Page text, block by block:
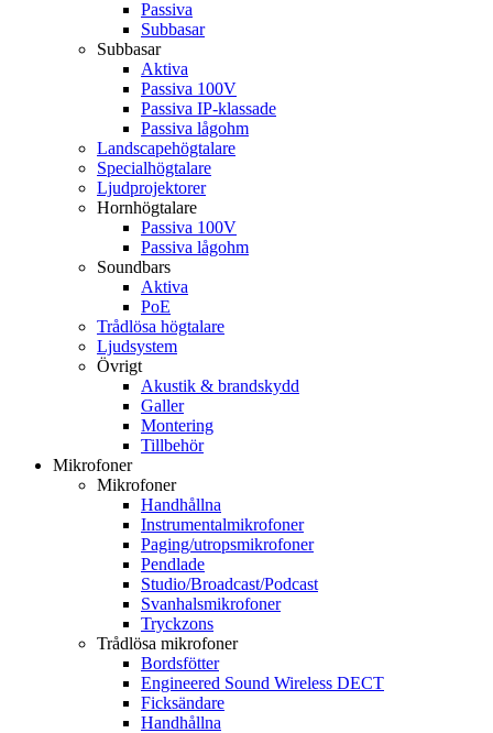
Passiva
Subbasar
Subbasar
Aktiva
Passiva 100V
Passiva IP-klassade
Passiva lågohm
Landscapehögtalare
Specialhögtalare
Ljudprojektorer
Hornhögtalare
Passiva 100V
Passiva lågohm
Soundbars
Aktiva
PoE
Trådlösa högtalare
Ljudsystem
Övrigt
Akustik & brandskydd
Galler
Montering
Tillbehör
Mikrofoner
Mikrofoner
Handhållna
Instrumentalmikrofoner
Paging/utropsmikrofoner
Pendlade
Studio/Broadcast/Podcast
Svanhalsmikrofoner
Tryckzons
Trådlösa mikrofoner
Bordsfötter
Engineered Sound Wireless DECT
Ficksändare
Handhållna